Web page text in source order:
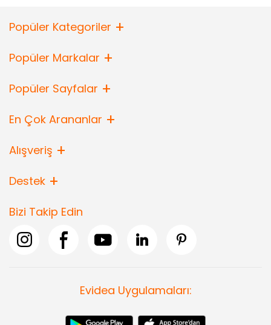
Popüler Kategoriler
Popüler Markalar
Popüler Sayfalar
En Çok Arananlar
Alışveriş
Destek
Bizi Takip Edin
Evidea Uygulamaları: